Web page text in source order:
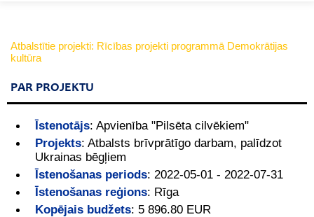
Atbalstītie projekti: Rīcības projekti programmā Demokrātijas
kultūra
PAR PROJEKTU
Īstenotājs: Apvienība "Pilsēta cilvēkiem"
Projekts: Atbalsts brīvprātīgo darbam, palīdzot
Ukrainas bēgļiem
Īstenošanas periods: 2022-05-01 - 2022-07-31
Īstenošanas reģions: Rīga
Kopējais budžets: 5 896.80 EUR